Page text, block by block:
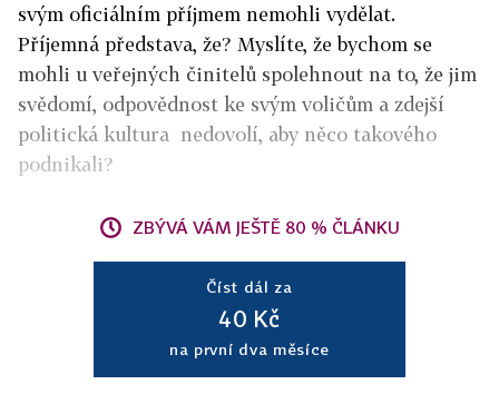
svým oficiálním příjmem nemohli vydělat.
Příjemná představa, že? Myslíte, že bychom se
mohli u veřejných činitelů spolehnout na to, že jim
svědomí, odpovědnost ke svým voličům a zdejší
politická kultura nedovolí, aby něco takového
podnikali?
ZBÝVÁ VÁM JEŠTĚ 80 % ČLÁNKU
Číst dál za
40 Kč
na první dva měsíce